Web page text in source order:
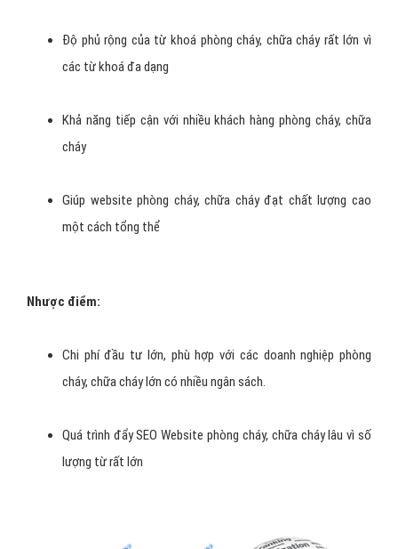
Độ phủ rộng của từ khoá phòng cháy, chữa cháy rất lớn vì
các từ khoá đa dạng
Khả năng tiếp cận với nhiều khách hàng phòng cháy, chữa
cháy
Giúp website phòng cháy, chữa cháy đạt chất lượng cao
một cách tổng thể
Nhược điểm:
Chi phí đầu tư lớn, phù hợp với các doanh nghiệp phòng
cháy, chữa cháy lớn có nhiều ngân sách.
Quá trình đẩy SEO Website phòng cháy, chữa cháy lâu vì số
lượng từ rất lớn